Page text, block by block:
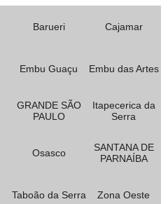
Barueri Cajamar
Embu Guaçu Embu das Artes
GRANDE SÃO
PAULO
Itapecerica da
Serra
Osasco
SANTANA DE
PARNAÍBA
Taboão da Serra Zona Oeste